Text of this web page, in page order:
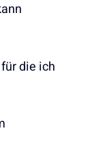
die ich